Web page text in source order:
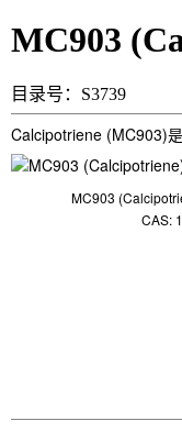
MC903
目录号：S3739
Calcipotriene (MC903)
MC903
CAS: